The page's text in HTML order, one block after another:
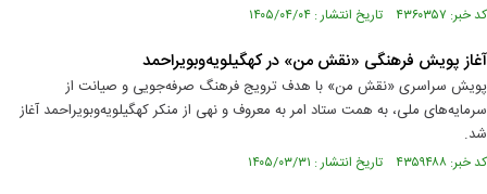
کد خبر: ۴۳۶۰۳۵۷ تاریخ انتشار : ۱۴۰۵/۰۴/۰۴
آغاز پویش فرهنگی «نقش من» در کهگیلویه‌وبویراحمد
پویش سراسری «نقش من» با هدف ترویج فرهنگ صرفه‌جویی و صیانت از
سرمایه‌های ملی، به همت ستاد امر به معروف و نهی از منکر کهگیلویه‌وبویراحمد آغاز
شد.
کد خبر: ۴۳۵۹۴۸۸ تاریخ انتشار : ۱۴۰۵/۰۳/۳۱